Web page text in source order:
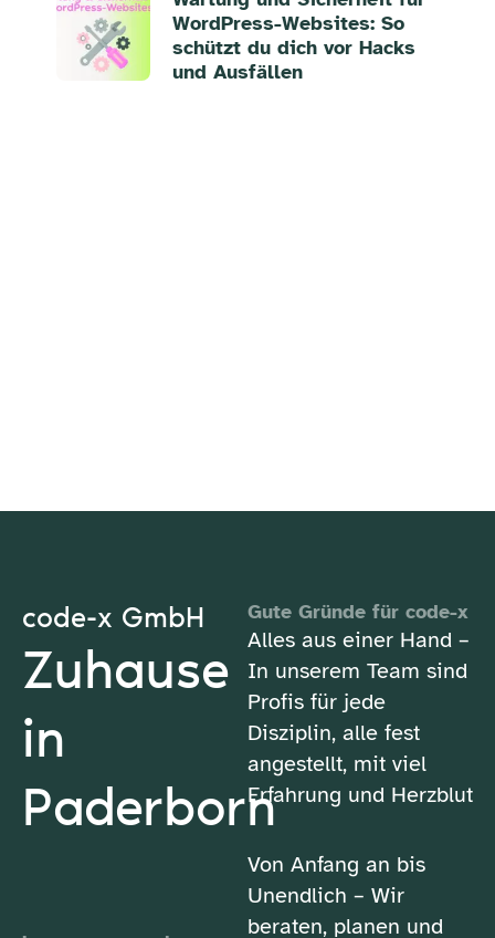
WordPress-Websites: So
schützt du dich vor Hacks
und Ausfällen
code-x GmbH
Zuhause
in
Paderborn
Gute Gründe für code-x
Alles aus einer Hand –
In unserem Team sind
Profis für jede
Disziplin, alle fest
angestellt, mit viel
Erfahrung und Herzblut
Von Anfang an bis
Unendlich – Wir
beraten, planen und